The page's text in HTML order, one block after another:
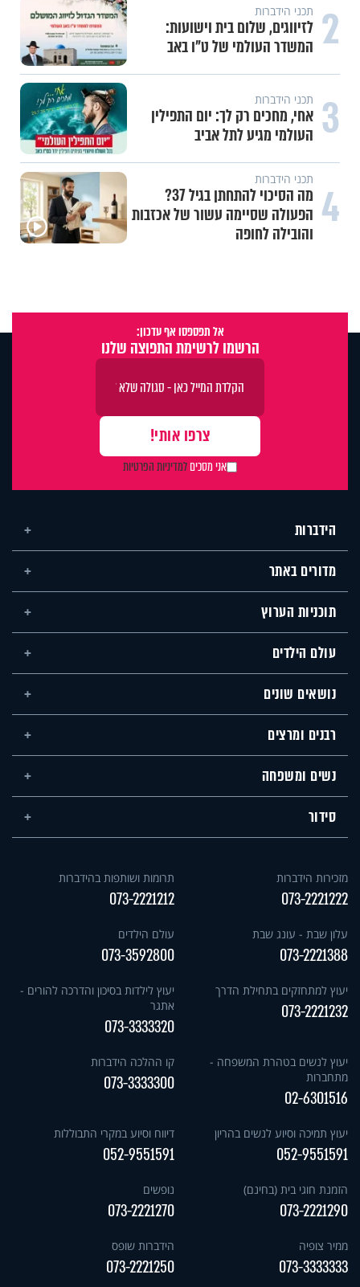
2 תכני הידברות
לזיווגים, שלום בית וישועות:
המשדר העולמי של ט"ו באב
3 תכני הידברות
אחי, מחכים רק לך: יום התפילין
העולמי מגיע לתל אביב
4 תכני הידברות
מה הסיכוי להתחתן בגיל 37?
הפעולה שסיימה עשור של אכזבות
והובילה לחופה
אל תפספסו אף עדכון:
הרשמו לרשימת התפוצה שלנו
אני מסכיםלמדיניות הפרטיות
הידברות
מדורים באתר
תוכניות הערוץ
עולם הילדים
נושאים שונים
רבנים ומרצים
נשים ומשפחה
סידור
מזכירות הידברות
073-2221222
תרומות ושותפות בהידברות
073-2221212
עלון שבת - עונג שבת
073-2221388
עולם הילדים
073-3592800
יעוץ למתחזקים בתחילת הדרך
073-2221232
יעוץ לילדות בסיכון והדרכה להורים -
אתגר
073-3333320
יעוץ לנשים בטהרת המשפחה -
מתחברות
02-6301516
קו ההלכה הידברות
073-3333300
יעוץ תמיכה וסיוע לנשים בהריון
052-9551591
דיווח וסיוע במקרי התבוללות
052-9551591
הזמנת חוגי בית (בחינם)
073-2221290
נופשים
073-2221270
ממיר צופיה
073-3333333
הידברות שופס
073-2221250